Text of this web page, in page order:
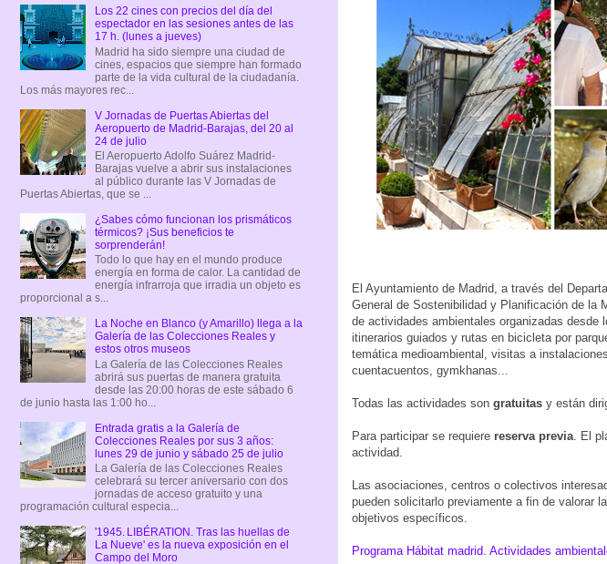
El Ayuntamiento de Madrid, a través del
General de Sostenibilidad y Planificación de la
de actividades ambientales organizadas
itinerarios guiados y rutas en bicicleta por
temática medioambiental, visitas a
cuentacuentos, gymkhanas...
Todas las actividades son gratuitas y están
Para participar se requiere reserva previa . El
actividad.
Las asociaciones, centros o colectivos
pueden solicitarlo previamente a fin de valorar
objetivos específicos.
Programa Hábitat madrid. Actividades
Los 22 cines con precios del día del
espectador en las sesiones antes de las
17 h. (lunes a jueves)
Madrid ha sido siempre una ciudad de
cines, espacios que siempre han formado
parte de la vida cultural de la ciudadanía.
Los más mayores rec...
V Jornadas de Puertas Abiertas del
Aeropuerto de Madrid-Barajas, del 20 al
24 de julio
El Aeropuerto Adolfo Suárez Madrid-
Barajas vuelve a abrir sus instalaciones
al público durante las V Jornadas de
Puertas Abiertas, que se ...
¿Sabes cómo funcionan los prismáticos
térmicos? ¡Sus beneficios te
sorprenderán!
Todo lo que hay en el mundo produce
energía en forma de calor. La cantidad de
energía infrarroja que irradia un objeto es
proporcional a s...
La Noche en Blanco (y Amarillo) llega a la
Galería de las Colecciones Reales y
estos otros museos
La Galería de las Colecciones Reales
abrirá sus puertas de manera gratuita
desde las 20:00 horas de este sábado 6
de junio hasta las 1:00 ho...
Entrada gratis a la Galería de
Colecciones Reales por sus 3 años:
lunes 29 de junio y sábado 25 de julio
La Galería de las Colecciones Reales
celebrará su tercer aniversario con dos
jornadas de acceso gratuito y una
programación cultural especia...
'1945. LIBÉRATION. Tras las huellas de
La Nueve' es la nueva exposición en el
Campo del Moro